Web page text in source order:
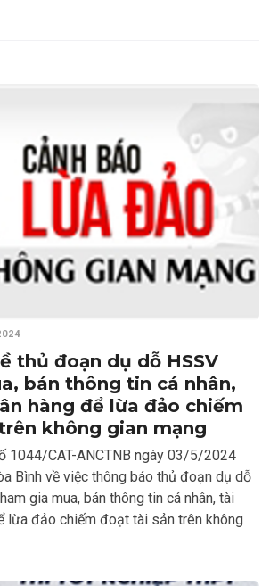
thủ đoạn dụ dỗ HSSV
bán thông tin cá nhân,
hàng để lừa đảo chiếm
không gian mạng
1044/CAT-ANCTNB ngày 03/5/2024
Bình về việc thông báo thủ đoạn dụ dỗ
gia mua, bán thông tin cá nhân, tài
lừa đảo chiếm đoạt tài sản trên không